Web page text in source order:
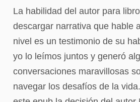
La habilidad del autor para
descargar narrativa que hable
nivel es un testimonio de su
yo lo leímos juntos y generó
conversaciones maravillosas
navegar los desafíos de la